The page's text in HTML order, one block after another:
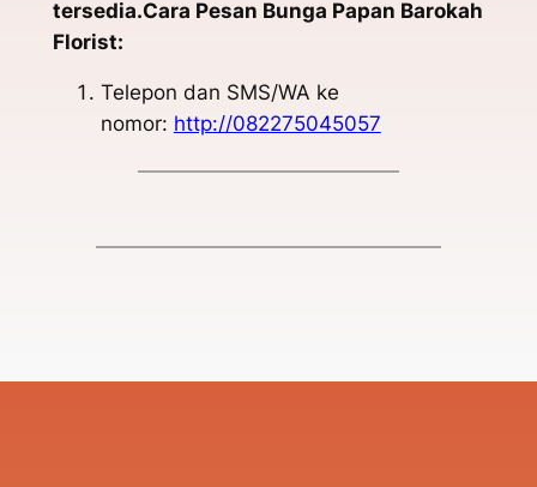
tersedia.Cara Pesan Bunga Papan Barokah
Florist:
Telepon dan SMS/WA ke
nomor: http://082275045057